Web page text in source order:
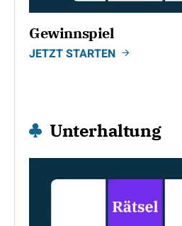
Gewinnspiel
JETZT STARTEN
Unterhaltung